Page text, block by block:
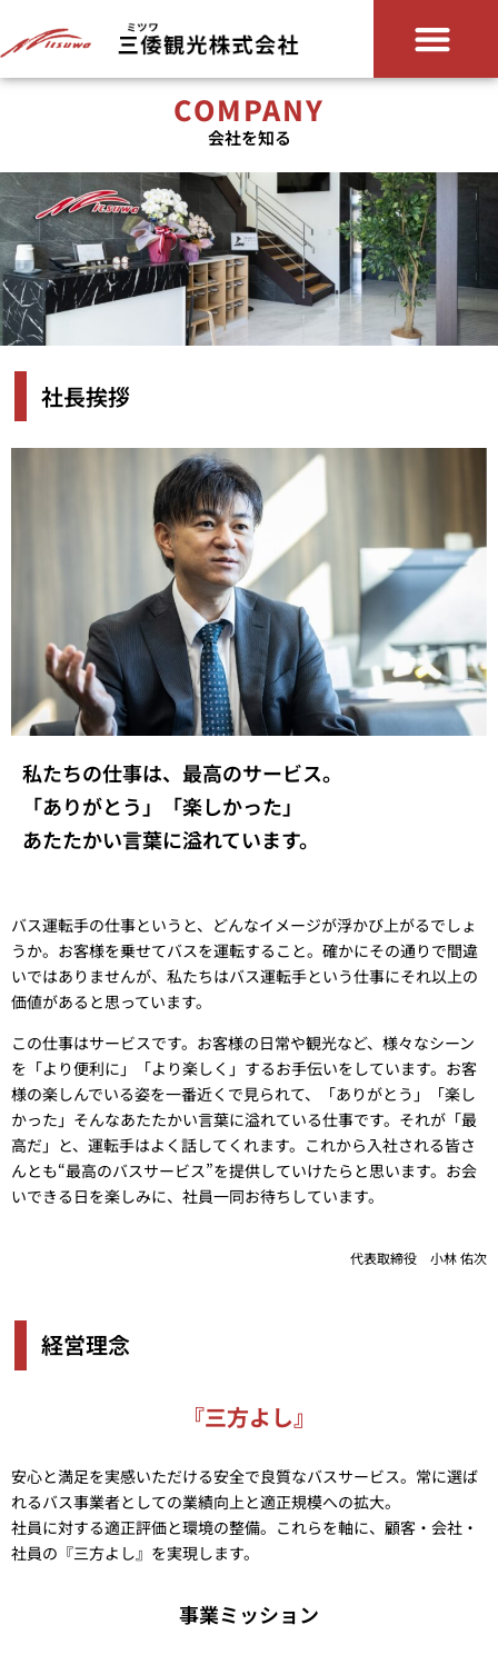
COMPANY
会社を知る
社長挨拶
私たちの仕事は、最高のサービス。
「ありがとう」「楽しかった」
あたたかい言葉に溢れています。
バス運転手の仕事というと、どんなイメージが浮かび上がるでしょ
うか。お客様を乗せてバスを運転すること。確かにその通りで間違
いではありませんが、私たちはバス運転手という仕事にそれ以上の
価値があると思っています。
この仕事はサービスです。お客様の日常や観光など、様々なシーン
を「より便利に」「より楽しく」するお手伝いをしています。お客
様の楽しんでいる姿を一番近くで見られて、「ありがとう」「楽し
かった」そんなあたたかい言葉に溢れている仕事です。それが「最
高だ」と、運転手はよく話してくれます。これから入社される皆さ
んとも“最高のバスサービス”を提供していけたらと思います。お会
いできる日を楽しみに、社員一同お待ちしています。
代表取締役 小林 佑次
経営理念
『三方よし』
安心と満足を実感いただける安全で良質なバスサービス。常に選ば
れるバス事業者としての業績向上と適正規模への拡大。
社員に対する適正評価と環境の整備。これらを軸に、顧客・会社・
社員の『三方よし』を実現します。
事業ミッション